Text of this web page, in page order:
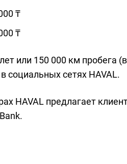
₸
₸
или 150 000 км пробега
социальных сетях HAVAL.
HAVAL предлагает